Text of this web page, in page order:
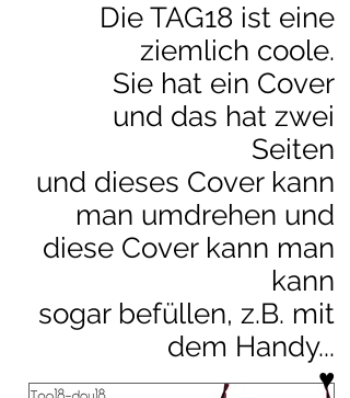
Die TAG18 ist eine
ziemlich coole.
Sie hat ein Cover
und das hat zwei
Seiten
und dieses Cover kann
man umdrehen und
diese Cover kann man
kann
sogar befüllen, z.B. mit
dem Handy...
♥